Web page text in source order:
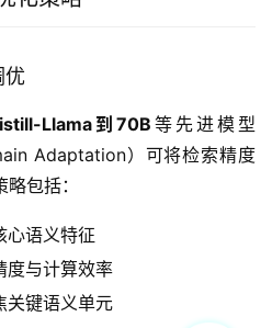
优
Llama到70B 等先进模型
Adaptation）可将检索精度
包括：
心语义特征
度与计算效率
关键语义单元